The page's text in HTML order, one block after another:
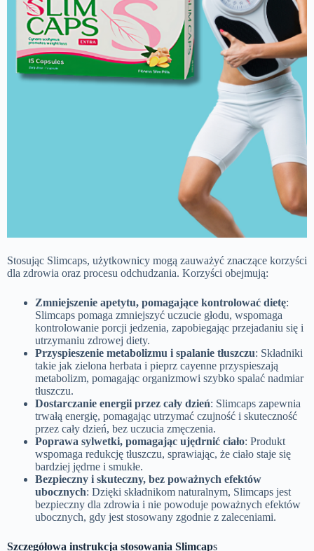
Stosując Slimcaps, użytkownicy mogą zauważyć znaczące korzyści
dla zdrowia oraz procesu odchudzania. Korzyści obejmują:
Zmniejszenie apetytu, pomagające kontrolować dietę:
Slimcaps pomaga zmniejszyć uczucie głodu, wspomaga
kontrolowanie porcji jedzenia, zapobiegając przejadaniu się i
utrzymaniu zdrowej diety.
Przyspieszenie metabolizmu i spalanie tłuszczu: Składniki
takie jak zielona herbata i pieprz cayenne przyspieszają
metabolizm, pomagając organizmowi szybko spalać nadmiar
tłuszczu.
Dostarczanie energii przez cały dzień: Slimcaps zapewnia
trwałą energię, pomagając utrzymać czujność i skuteczność
przez cały dzień, bez uczucia zmęczenia.
Poprawa sylwetki, pomagając ujędrnić ciało: Produkt
wspomaga redukcję tłuszczu, sprawiając, że ciało staje się
bardziej jędrne i smukłe.
Bezpieczny i skuteczny, bez poważnych efektów
ubocznych: Dzięki składnikom naturalnym, Slimcaps jest
bezpieczny dla zdrowia i nie powoduje poważnych efektów
ubocznych, gdy jest stosowany zgodnie z zaleceniami.
Szczegółowa instrukcja stosowania Slimcaps